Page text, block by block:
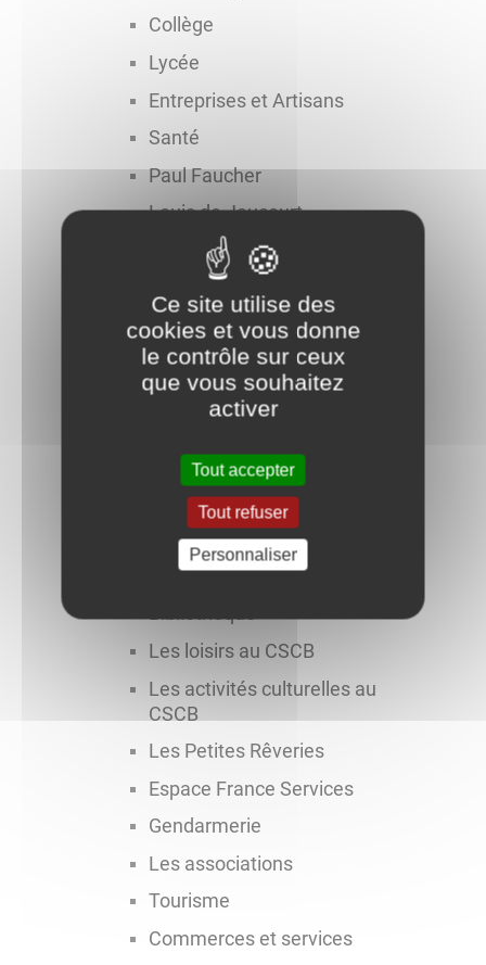
Collège
Lycée
Entreprises et Artisans
Santé
Paul Faucher
Louis de Jaucourt
Tri sélectif
Station Service
Le sport
Bornes de recharge véhicules
Séniors
Cinéma
Solidarité
Centre de Secours
Bibliothèque
Les loisirs au CSCB
Les activités culturelles au
CSCB
Les Petites Rêveries
Espace France Services
Gendarmerie
Les associations
Tourisme
Commerces et services
Ce site utilise des
cookies et vous donne
le contrôle sur ceux
que vous souhaitez
activer
Tout accepter
Tout refuser
Personnaliser